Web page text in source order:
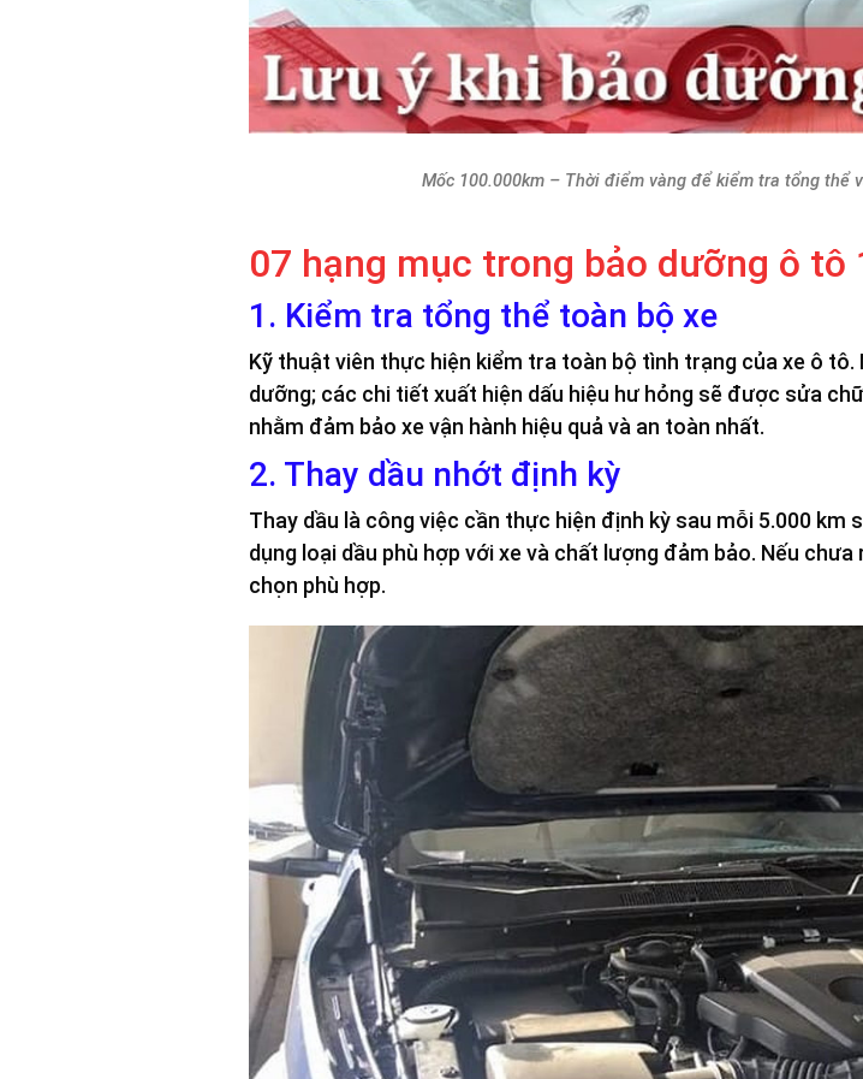
Mốc 100.000km – Thời điểm vàng để kiểm tra tổng thể
07 hạng mục trong bảo dưỡng ô
1. Kiểm tra tổng thể toàn bộ xe
Kỹ thuật viên thực hiện kiểm tra toàn bộ tình trạng của xe ô
dưỡng; các chi tiết xuất hiện dấu hiệu hư hỏng sẽ được sửa
nhằm đảm bảo xe vận hành hiệu quả và an toàn nhất.
2. Thay dầu nhớt định kỳ
Thay dầu là công việc cần thực hiện định kỳ sau mỗi 5.000 km
dụng loại dầu phù hợp với xe và chất lượng đảm bảo. Nếu
chọn phù hợp.